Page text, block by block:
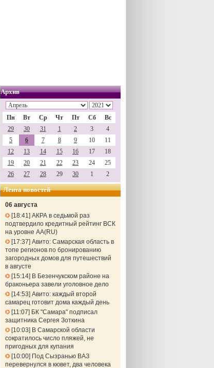
Архив
Пн Вт Ср Чт Пт Сб
Вс
29
30 31 1 2 3
4
5
6 7 8 9 10
11
12
13 14 15 16 17
18
19
20 21 22 23 24
25
26
27 28 29 30 1 2
Лента новостей
06 августа
18:41 АКРА в седьмой раз
подтвердило кредитный рейтинг ВСК
на уровне АА(RU)
17:37 Авито: Самарская область в
топе регионов по бронированию
загородных домов для путешествий
в августе
15:14 В Безенчукском районе на
браконьера завели уголовное дело
14:53 Авито: каждый второй
самарец готовит дома каждый день
11:07
БК "Самара" подписал
защитника Сергея Зоткина
10:03
В Самарской области
сократилось число пляжей, не
пригодных для купания
10:00 Под Сызранью ВАЗ
перевернулся в кювет, два человека